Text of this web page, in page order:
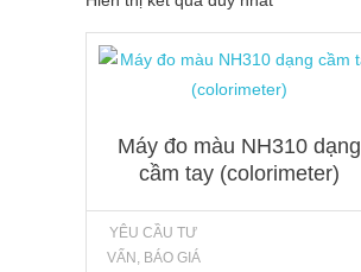
Máy đo màu NH310 dạng
cầm tay (colorimeter)
YÊU CẦU TƯ
VẤN, BÁO GIÁ